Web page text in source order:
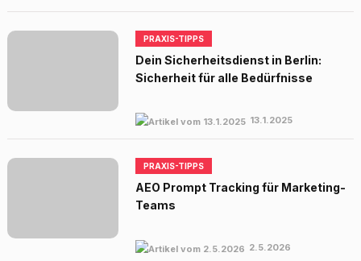
PRAXIS-TIPPS
Dein Sicherheitsdienst in Berlin:
Sicherheit für alle Bedürfnisse
13.1.2025
PRAXIS-TIPPS
AEO Prompt Tracking für Marketing-
Teams
2.5.2026